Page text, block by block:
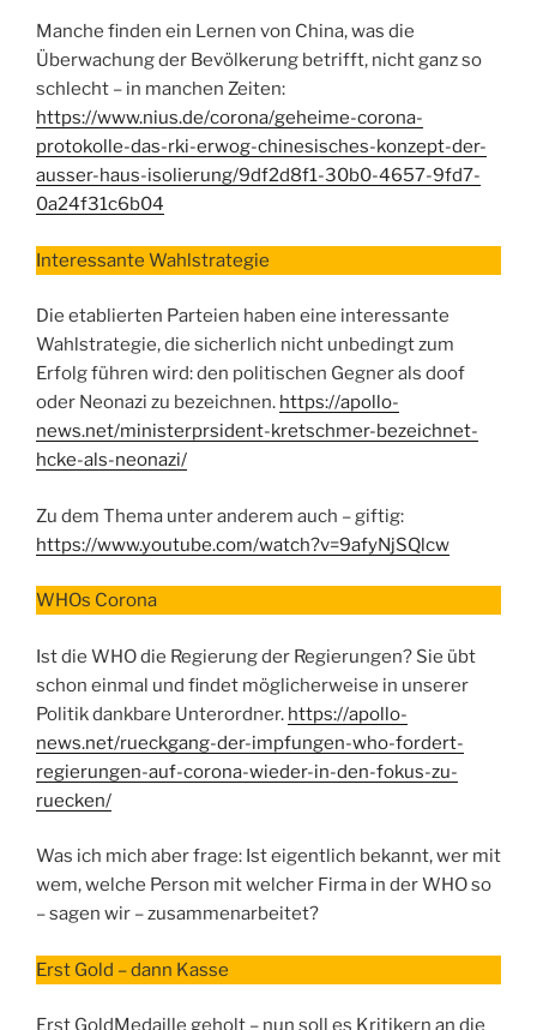
Manche finden ein Lernen von China, was die
Überwachung der Bevölkerung betrifft, nicht ganz so
schlecht – in manchen Zeiten:
https://www.nius.de/corona/geheime-corona-
protokolle-das-rki-erwog-chinesisches-konzept-der-
ausser-haus-isolierung/9df2d8f1-30b0-4657-9fd7-
0a24f31c6b04
Interessante Wahlstrategie
Die etablierten Parteien haben eine interessante
Wahlstrategie, die sicherlich nicht unbedingt zum
Erfolg führen wird: den politischen Gegner als doof
oder Neonazi zu bezeichnen. https://apollo-
news.net/ministerprsident-kretschmer-bezeichnet-
hcke-als-neonazi/
Zu dem Thema unter anderem auch – giftig:
https://www.youtube.com/watch?v=9afyNjSQlcw
WHOs Corona
Ist die WHO die Regierung der Regierungen? Sie übt
schon einmal und findet möglicherweise in unserer
Politik dankbare Unterordner. https://apollo-
news.net/rueckgang-der-impfungen-who-fordert-
regierungen-auf-corona-wieder-in-den-fokus-zu-
ruecken/
Was ich mich aber frage: Ist eigentlich bekannt, wer mit
wem, welche Person mit welcher Firma in der WHO so
– sagen wir – zusammenarbeitet?
Erst Gold – dann Kasse
Erst GoldMedaille geholt – nun soll es Kritikern an die